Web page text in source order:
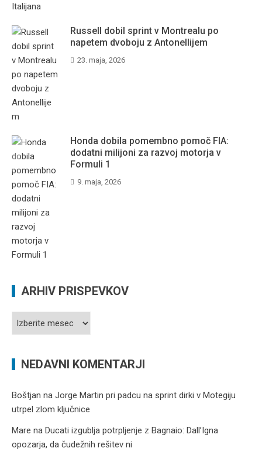
Russell dobil sprint v Montrealu po
napetem dvoboju z Antonellijem
23. maja, 2026
Honda dobila pomembno pomoč FIA:
dodatni milijoni za razvoj motorja v
Formuli 1
9. maja, 2026
ARHIV PRISPEVKOV
Arhiv
NEDAVNI KOMENTARJI
Boštjan na Jorge Martin pri padcu na sprint dirki v Motegiju
utrpel zlom ključnice
Mare na Ducati izgublja potrpljenje z Bagnaio: Dall’Igna
opozarja, da čudežnih rešitev ni